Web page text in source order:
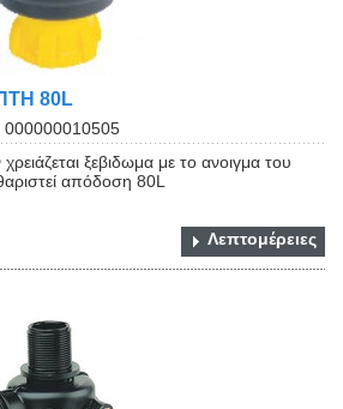
80L
000000010505
ξεβιδωμα με το ανοιγμα του
απόδοση 80L
Λεπτομέρειες